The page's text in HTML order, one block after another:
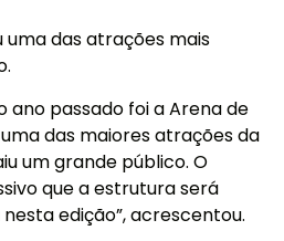
das atrações mais
ano passado foi a Arena de
das maiores atrações da
um grande público. O
que a estrutura será
edição”, acrescentou.